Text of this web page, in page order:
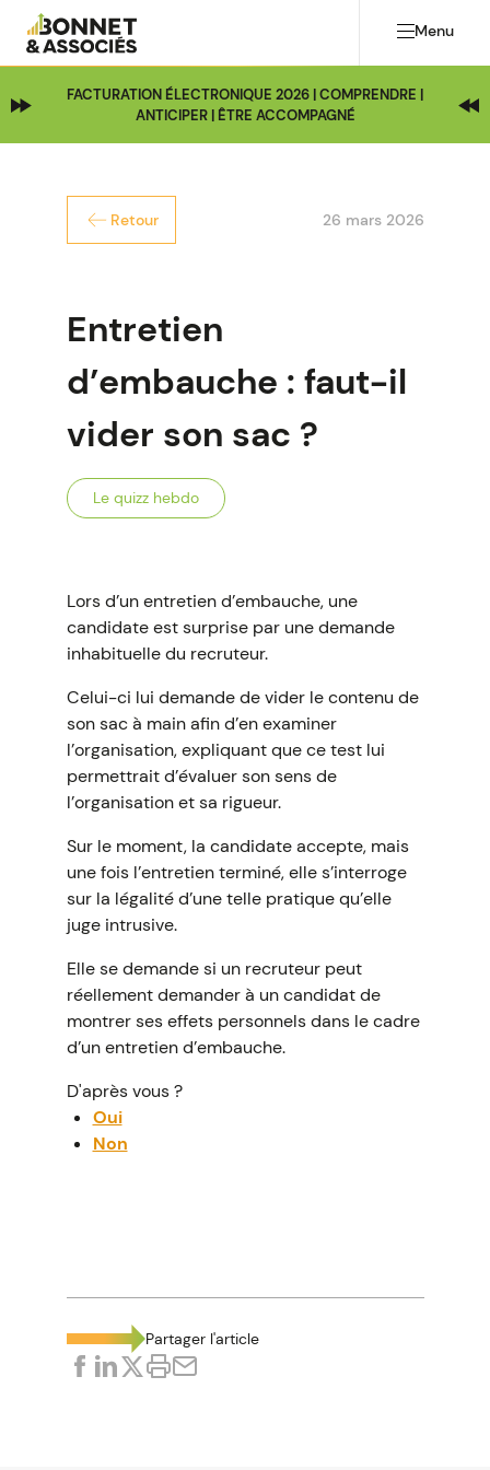
Menu
FACTURATION ÉLECTRONIQUE 2026 | COMPRENDRE |
ANTICIPER | ÊTRE ACCOMPAGNÉ
Retour 26 mars 2026
Entretien
d’embauche : faut-il
vider son sac ?
Le quizz hebdo
Lors d’un entretien d’embauche, une
candidate est surprise par une demande
inhabituelle du recruteur.
Celui-ci lui demande de vider le contenu de
son sac à main afin d’en examiner
l’organisation, expliquant que ce test lui
permettrait d’évaluer son sens de
l’organisation et sa rigueur.
Sur le moment, la candidate accepte, mais
une fois l’entretien terminé, elle s’interroge
sur la légalité d’une telle pratique qu’elle
juge intrusive.
Elle se demande si un recruteur peut
réellement demander à un candidat de
montrer ses effets personnels dans le cadre
d’un entretien d’embauche.
D'après vous ?
Oui
Non
informations demandées au candidat
doivent uniquement avoir pour finalité
d’apprécier sa capacité à occuper l’emploi
proposé ou ses aptitudes professionnelles.
Partager l'article